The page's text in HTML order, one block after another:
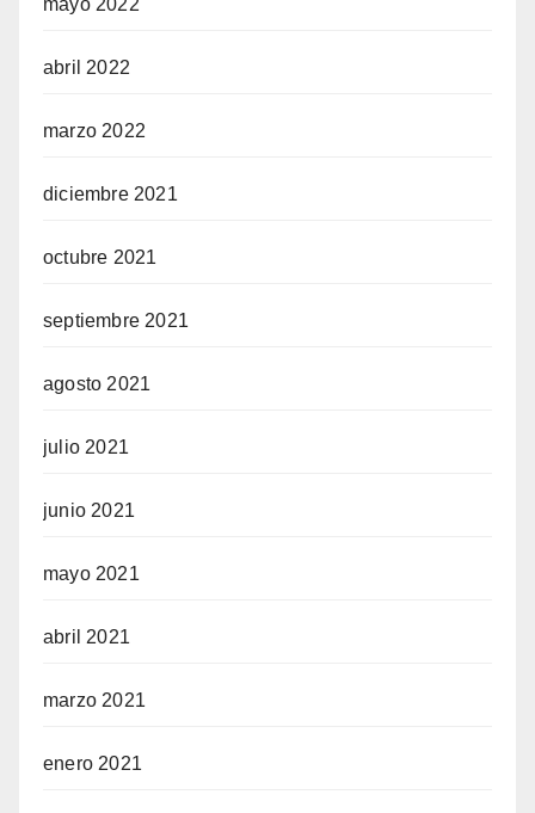
abril 2022
marzo 2022
diciembre 2021
octubre 2021
septiembre 2021
agosto 2021
julio 2021
junio 2021
mayo 2021
abril 2021
marzo 2021
enero 2021